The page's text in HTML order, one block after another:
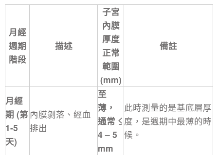
月經
週期
階段
描述
子宮
內膜
厚度
正常
範圍
(mm)
備註
月經
期 (第
1-5
天)
內膜剝落、經血
排出
至
薄，
通常 ≤
4 – 5
mm
此時測量的是基底層厚
度，是週期中最薄的時
候。